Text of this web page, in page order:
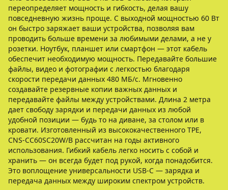
переопределяет мощность и гибкость, делая вашу
повседневную жизнь проще. С выходной мощностью 60 Вт
он быстро заряжает ваши устройства, позволяя вам
проводить больше времени за любимыми делами, а не у
розетки. Ноутбук, планшет или смартфон — этот кабель
обеспечит необходимую мощность. Передавайте большие
файлы, видео и фотографии с легкостью благодаря
скорости передачи данных 480 МБ/с. Мгновенно
создавайте резервные копии важных данных и
передавайте файлы между устройствами. Длина 2 метра
дает свободу зарядки и передачи данных из любой
удобной позиции — будь то на диване, за столом или в
кровати. Изготовленный из высококачественного TPE,
CNS-CC60SC20W/B рассчитан на годы активного
использования. Гибкий кабель легко носить с собой и
хранить — он всегда будет под рукой, когда понадобится.
Это воплощение универсальности USB-C — зарядка и
передача данных между широким спектром устройств.